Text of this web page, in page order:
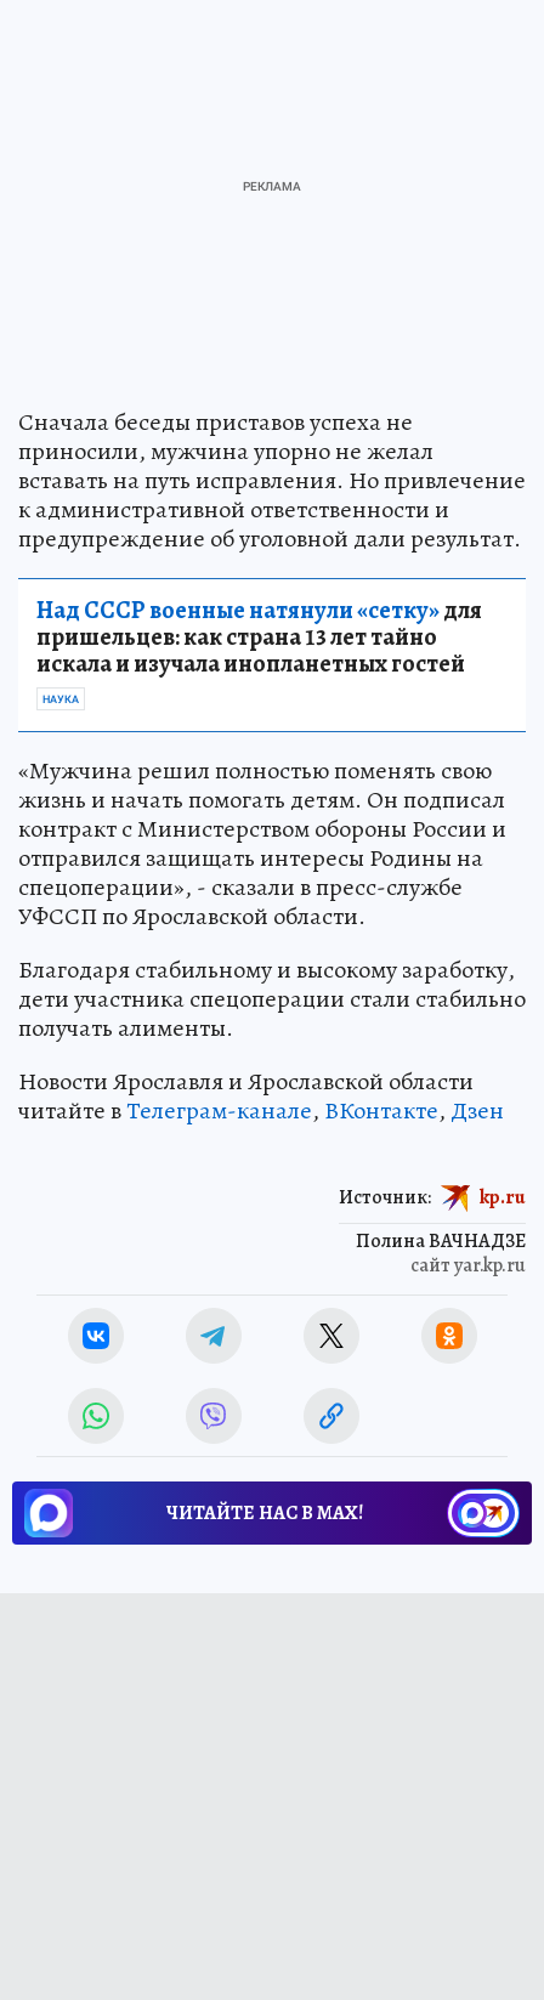
Сначала беседы приставов успеха не
приносили, мужчина упорно не желал
вставать на путь исправления. Но привлечение
к административной ответственности и
предупреждение об уголовной дали результат.
Над СССР военные натянули «сетку»для
пришельцев: как страна 13 лет тайно
искала и изучала инопланетных гостей
НАУКА
«Мужчина решил полностью поменять свою
жизнь и начать помогать детям. Он подписал
контракт с Министерством обороны России и
отправился защищать интересы Родины на
спецоперации», - сказали в пресс-службе
УФССП по Ярославской области.
Благодаря стабильному и высокому заработку,
дети участника спецоперации стали стабильно
получать алименты.
Новости Ярославля и Ярославской области
читайте вТелеграм-канале, ВКонтакте, Дзен
Полина ВАЧНАДЗЕ
сайт yar.kp.ru
Источник: kp.ru
ЧИТАЙТЕ НАС В МАХ!